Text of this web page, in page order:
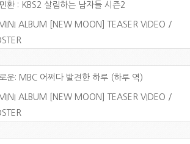
환 : KBS2 살림하는 남자들 시즌2
ALBUM [NEW MOON] TEASER VIDEO /
운: MBC 어쩌다 발견한 하루 (하루 역)
ALBUM [NEW MOON] TEASER VIDEO /